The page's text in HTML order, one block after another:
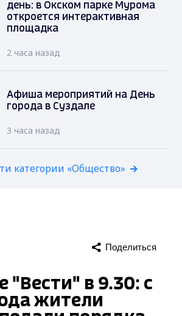
день: в Окском парке Мурома
откроется интерактивная
площадка
2 часа назад
Афиша мероприятий на День
города в Суздале
3 часа назад
категории «Общество»
Поделиться
"Вести" в 9.30: с
жители